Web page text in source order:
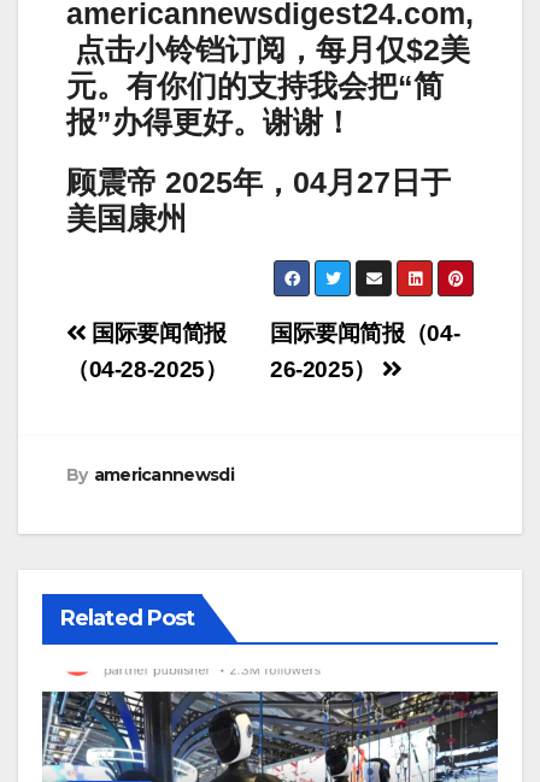
americannewsdigest24.com,
点击小铃铛订阅，每月仅$2美
元。有你们的支持我会把“简
报”办得更好。谢谢！
顾震帝 2025年，04月27日于
美国康州
Post
navigation
国际要闻简报（04-
26-2025）
国际要闻简报
（04-28-2025）
By americannewsdi
Related Post